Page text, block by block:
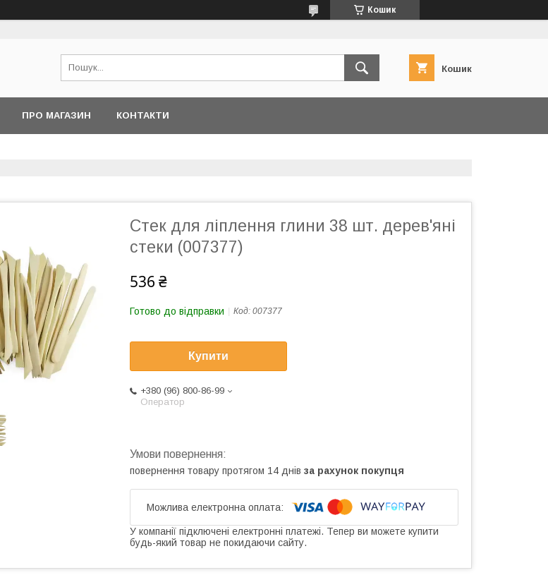
Кошик
Кошик
ПРО МАГАЗИН КОНТАКТИ
Стек для ліплення глини 38 шт. дерев'яні
стеки (007377)
536 ₴
Готово до відправки Код: 007377
Купити
+380 (96) 800-86-99
Оператор
повернення товару протягом 14 днів за рахунок покупця
У компанії підключені електронні платежі. Тепер ви можете купити
будь-який товар не покидаючи сайту.